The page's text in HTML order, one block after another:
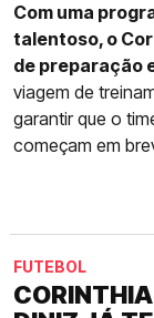
Com uma
talentoso, o
de preparação
viagem de
garantir que o
começam em
FUTEBOL